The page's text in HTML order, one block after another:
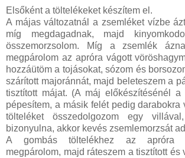
Elsőként a töltelékeket készítem el.
A májas változatnál a zsemléket vízbe
míg megdagadnak, majd
összemorzsolom. Míg a zsemlék
megpárolom az apróra vágott
hozzáütöm a tojásokat, sózom és
szárított majoránnát, majd beleteszem a
tisztított májat. (A máj előkészítésénél a
pépesítem, a másik felét pedig darabokra
tölteléket összedolgozom egy
bizonyulna, akkor kevés zsemlemorzsát
A gombás töltelékhez az apróra
megpárolom, majd ráteszem a tisztított és